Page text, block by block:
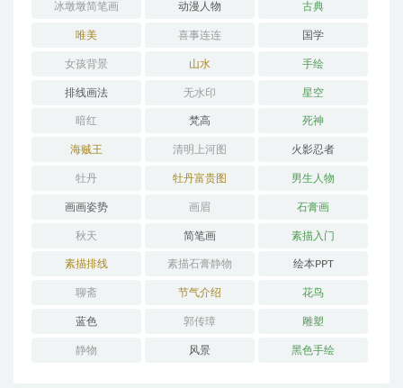
冰墩墩简笔画 动漫人物 古典
唯美 喜事连连 国学
女孩背景 山水 手绘
排线画法 无水印 星空
暗红 梵高 死神
海贼王 清明上河图 火影忍者
牡丹 牡丹富贵图 男生人物
画画姿势 画眉 石膏画
秋天 简笔画 素描入门
素描排线 素描石膏静物 绘本PPT
聊斋 节气介绍 花鸟
蓝色 郭传璋 雕塑
静物 风景 黑色手绘